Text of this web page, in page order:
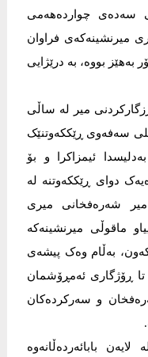
سەدەی چواردەهەمی
میرنشینەکەی فراوان
بەهێز بووە، بە درێژایی
میر لە ساڵی
سەفەوی ڕێککەوتنێک
ئیمزاکرا و بۆ
دوای ڕێککەوتنە لە
شەرەفخانی میری
ماقوڵی میرنشینەکە
بەڵام وەک پیشەی
ڕۆژگاری ئەمڕۆشمان
و سەرکردەکان
بابائەردەڵانەوە